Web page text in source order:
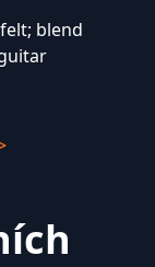
blend